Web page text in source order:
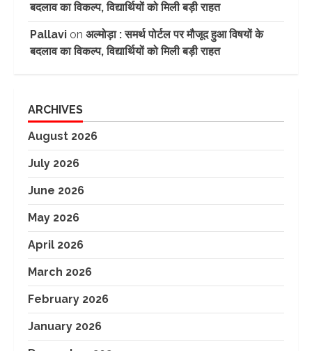
बदलाव का विकल्प, विद्यार्थियों को मिली बड़ी राहत
Pallavi on अल्मोड़ा : समर्थ पोर्टल पर मौजूद हुआ विषयों के
बदलाव का विकल्प, विद्यार्थियों को मिली बड़ी राहत
ARCHIVES
August 2026
July 2026
June 2026
May 2026
April 2026
March 2026
February 2026
January 2026